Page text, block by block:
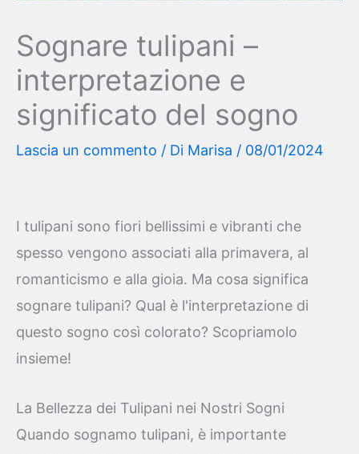
Sognare tulipani –
interpretazione e
significato del sogno
Lascia un commento / Di Marisa / 08/01/2024
I tulipani sono fiori bellissimi e vibranti che
spesso vengono associati alla primavera, al
romanticismo e alla gioia. Ma cosa significa
sognare tulipani? Qual è l'interpretazione di
questo sogno così colorato? Scopriamolo
insieme!
La Bellezza dei Tulipani nei Nostri Sogni
Quando sognamo tulipani, è importante